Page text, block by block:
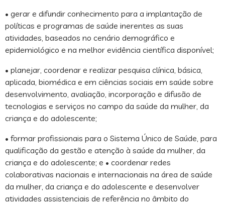
• gerar e difundir conhecimento para a implantação de
políticas e programas de saúde inerentes as suas
atividades, baseados no cenário demográfico e
epidemiológico e na melhor evidência científica disponível;
• planejar, coordenar e realizar pesquisa clínica, básica,
aplicada, biomédica e em ciências sociais em saúde sobre
desenvolvimento, avaliação, incorporação e difusão de
tecnologias e serviços no campo da saúde da mulher, da
criança e do adolescente;
• formar profissionais para o Sistema Único de Saúde, para
qualificação da gestão e atenção à saúde da mulher, da
criança e do adolescente; e • coordenar redes
colaborativas nacionais e internacionais na área de saúde
da mulher, da criança e do adolescente e desenvolver
atividades assistenciais de referência no âmbito do